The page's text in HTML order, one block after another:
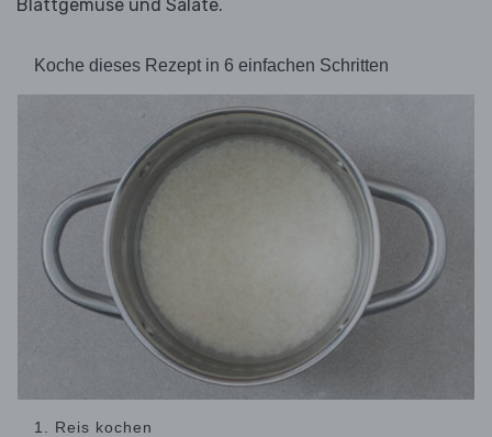
Blattgemüse und Salate.
Koche dieses Rezept in 6 einfachen Schritten
1. Reis kochen